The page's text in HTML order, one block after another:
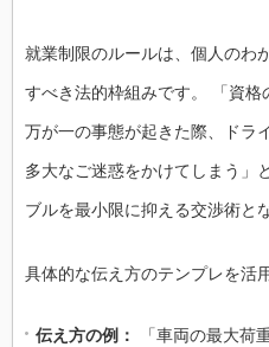
就業制限のルールは、個人のわ
すべき法的枠組みです。 「資格
万が一の事態が起きた際、ドラ
多大なご迷惑をかけてしまう」
ブルを最小限に抑える交渉術と
具体的な伝え方のテンプレを活
伝え方の例：
「車両の最大荷